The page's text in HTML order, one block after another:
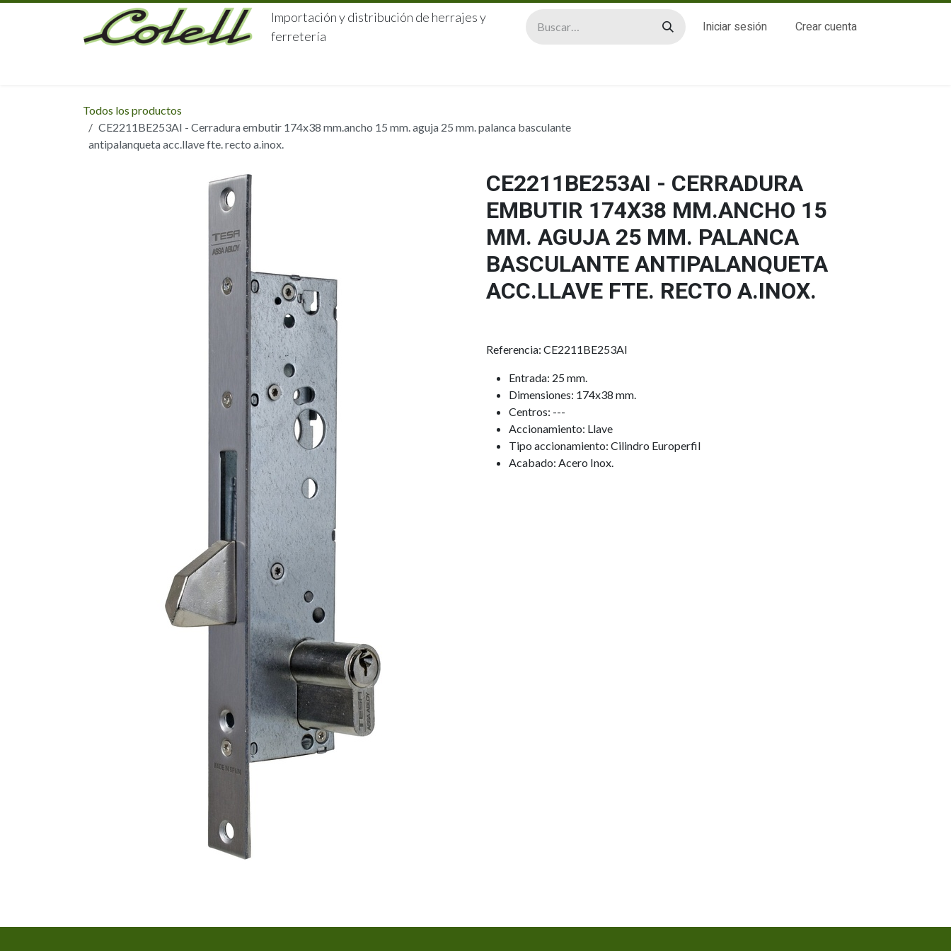
Ir al contenido
Importación y distribución de herrajes y
ferretería
Iniciar sesión Crear cuenta
Todos los productos
CE2211BE253AI - Cerradura embutir 174x38 mm.ancho 15 mm. aguja 25 mm. palanca basculante
antipalanqueta acc.llave fte. recto a.inox.
CE2211BE253AI - CERRADURA
EMBUTIR 174X38 MM.ANCHO 15
MM. AGUJA 25 MM. PALANCA
BASCULANTE ANTIPALANQUETA
ACC.LLAVE FTE. RECTO A.INOX.
Referencia: CE2211BE253AI
Entrada: 25 mm.
Dimensiones: 174x38 mm.
Centros: ---
Accionamiento: Llave
Tipo accionamiento: Cilindro Europerfil
Acabado: Acero Inox.